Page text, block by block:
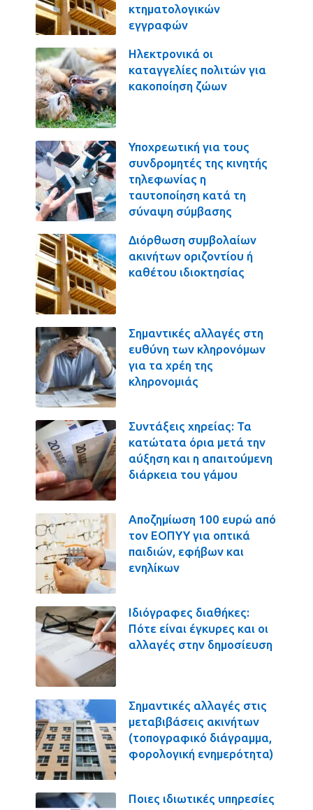
κτηματολογικών
εγγραφών
Ηλεκτρονικά οι
καταγγελίες πολιτών για
κακοποίηση ζώων
Υποχρεωτική για τους
συνδρομητές της κινητής
τηλεφωνίας η
ταυτοποίηση κατά τη
σύναψη σύμβασης
Διόρθωση συμβολαίων
ακινήτων οριζοντίου ή
καθέτου ιδιοκτησίας
Σημαντικές αλλαγές στη
ευθύνη των κληρονόμων
για τα χρέη της
κληρονομιάς
Συντάξεις χηρείας: Τα
κατώτατα όρια μετά την
αύξηση και η απαιτούμενη
διάρκεια του γάμου
Αποζημίωση 100 ευρώ από
τον ΕΟΠΥΥ για οπτικά
παιδιών, εφήβων και
ενηλίκων
Ιδιόγραφες διαθήκες:
Πότε είναι έγκυρες και οι
αλλαγές στην δημοσίευση
Σημαντικές αλλαγές στις
μεταβιβάσεις ακινήτων
(τοπογραφικό διάγραμμα,
φορολογική ενημερότητα)
Ποιες ιδιωτικές υπηρεσίες